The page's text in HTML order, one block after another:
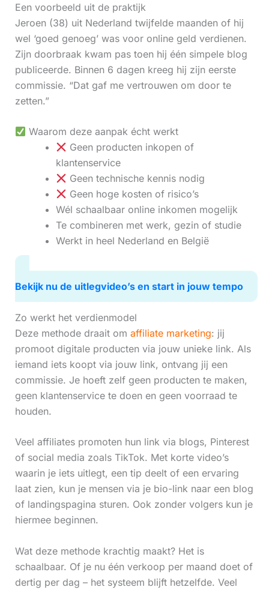
Een voorbeeld uit de praktijk
Jeroen (38) uit Nederland twijfelde maanden of hij
wel ‘goed genoeg’ was voor online geld verdienen.
Zijn doorbraak kwam pas toen hij één simpele blog
publiceerde. Binnen 6 dagen kreeg hij zijn eerste
commissie. “Dat gaf me vertrouwen om door te
zetten.”
Waarom deze aanpak écht werkt
Geen producten inkopen of
klantenservice
Geen technische kennis nodig
Geen hoge kosten of risico’s
Wél schaalbaar online inkomen mogelijk
Te combineren met werk, gezin of studie
Werkt in heel Nederland en België
Bekijk nu de uitlegvideo’s en start in jouw tempo
Zo werkt het verdienmodel
Deze methode draait om affiliate marketing: jij
promoot digitale producten via jouw unieke link. Als
iemand iets koopt via jouw link, ontvang jij een
commissie. Je hoeft zelf geen producten te maken,
geen klantenservice te doen en geen voorraad te
houden.
Veel affiliates promoten hun link via blogs, Pinterest
of social media zoals TikTok. Met korte video’s
waarin je iets uitlegt, een tip deelt of een ervaring
laat zien, kun je mensen via je bio-link naar een blog
of landingspagina sturen. Ook zonder volgers kun je
hiermee beginnen.
Wat deze methode krachtig maakt? Het is
schaalbaar. Of je nu één verkoop per maand doet of
dertig per dag – het systeem blijft hetzelfde. Veel